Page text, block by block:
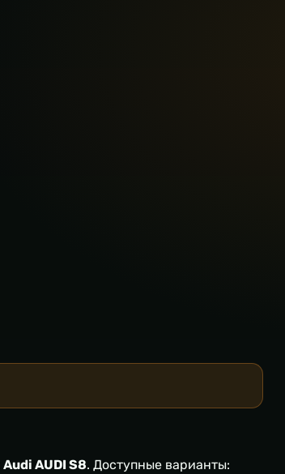
Audi AUDI S8. Доступные варианты: